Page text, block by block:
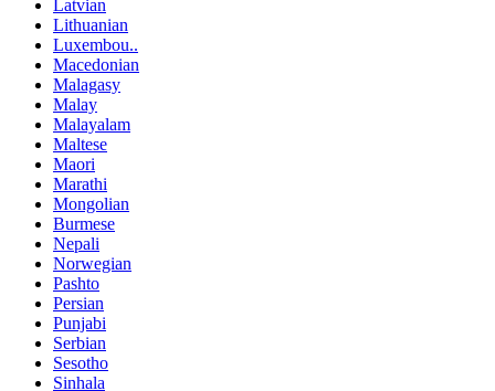
Latvian
Lithuanian
Luxembou..
Macedonian
Malagasy
Malay
Malayalam
Maltese
Maori
Marathi
Mongolian
Burmese
Nepali
Norwegian
Pashto
Persian
Punjabi
Serbian
Sesotho
Sinhala